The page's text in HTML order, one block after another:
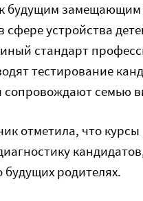
будущим
устройства
стандарт
тестирование
сопровождают семью
отметила, что
родителях.